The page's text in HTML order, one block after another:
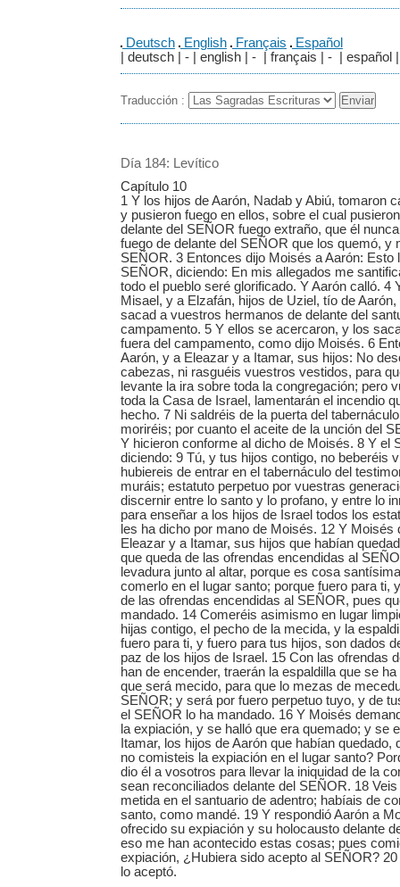
Deutsch English Français
Español
| deutsch | - | english | - | français | - | español |
Traducción :
Día 184: Levítico
Capítulo 10
1 Y los hijos de Aarón, Nadab y Abiú, tomaron
y pusieron fuego en ellos, sobre el cual
delante del SEÑOR fuego extraño, que él
fuego de delante del SEÑOR que los quemó, y
SEÑOR. 3 Entonces dijo Moisés a Aarón: Esto
SEÑOR, diciendo: En mis allegados me
todo el pueblo seré glorificado. Y Aarón calló. 4
Misael, y a Elzafán, hijos de Uziel, tío de
sacad a vuestros hermanos de delante del
campamento. 5 Y ellos se acercaron, y los
fuera del campamento, como dijo Moisés. 6
Aarón, y a Eleazar y a Itamar, sus hijos: No
cabezas, ni rasguéis vuestros vestidos, para
levante la ira sobre toda la congregación; pero
toda la Casa de Israel, lamentarán el incendio
hecho. 7 Ni saldréis de la puerta del
moriréis; por cuanto el aceite de la unción del
Y hicieron conforme al dicho de Moisés. 8 Y el
diciendo: 9 Tú, y tus hijos contigo, no beberéis
hubiereis de entrar en el tabernáculo del
muráis; estatuto perpetuo por vuestras
discernir entre lo santo y lo profano, y entre lo
para enseñar a los hijos de Israel todos los
les ha dicho por mano de Moisés. 12 Y Moisés
Eleazar y a Itamar, sus hijos que habían
que queda de las ofrendas encendidas al
levadura junto al altar, porque es cosa
comerlo en el lugar santo; porque fuero para ti,
de las ofrendas encendidas al SEÑOR, pues
mandado. 14 Comeréis asimismo en lugar
hijas contigo, el pecho de la mecida, y la
fuero para ti, y fuero para tus hijos, son dados
paz de los hijos de Israel. 15 Con las ofrendas
han de encender, traerán la espaldilla que se
que será mecido, para que lo mezas de
SEÑOR; y será por fuero perpetuo tuyo, y de
el SEÑOR lo ha mandado. 16 Y Moisés
la expiación, y se halló que era quemado; y se
Itamar, los hijos de Aarón que habían quedado,
no comisteis la expiación en el lugar santo?
dio él a vosotros para llevar la iniquidad de la
sean reconciliados delante del SEÑOR. 18
metida en el santuario de adentro; habíais de
santo, como mandé. 19 Y respondió Aarón a
ofrecido su expiación y su holocausto delante
eso me han acontecido estas cosas; pues
expiación, ¿Hubiera sido acepto al SEÑOR?
lo aceptó.